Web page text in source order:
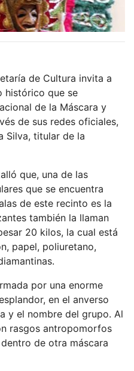
de Cultura invita a
histórico que se
de la Máscara y
de sus redes oficiales,
Silva, titular de la
que, una de las
que se encuentra
de este recinto es la
también la llaman
20 kilos, la cual está
papel, poliuretano,
por una enorme
en el anverso
y el nombre del grupo. Al
rasgos antropomorfos
de otra máscara